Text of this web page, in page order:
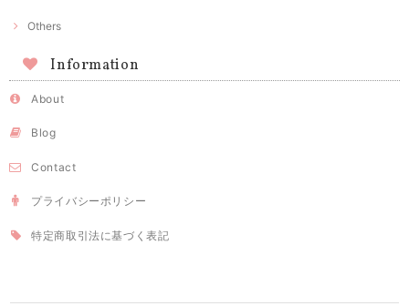
Others
Information
About
Blog
Contact
プライバシーポリシー
特定商取引法に基づく表記